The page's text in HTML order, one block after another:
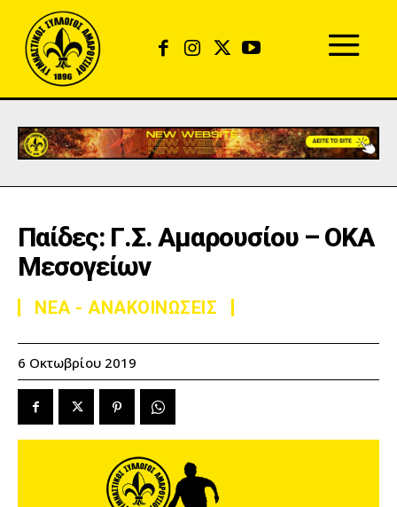
Παίδες: Γ.Σ. Αμαρουσίου – ΟΚΑ
Μεσογείων
ΝΕΑ - ΑΝΑΚΟΙΝΩΣΕΙΣ
6 Οκτωβρίου 2019